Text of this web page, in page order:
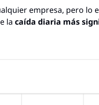
empresa, pero lo
la caída diaria más